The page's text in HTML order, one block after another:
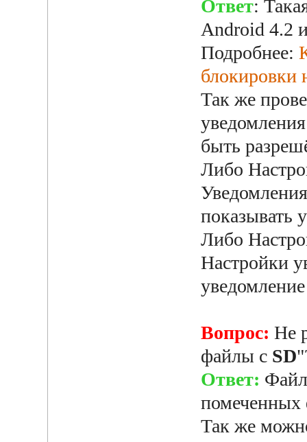
Ответ:
Android 4.2
Подробнее:
блокировки
Так же
быть
Либо
показывать
Либо
Настройки
Вопрос: Не
файлы с SD
Ответ:
Так же